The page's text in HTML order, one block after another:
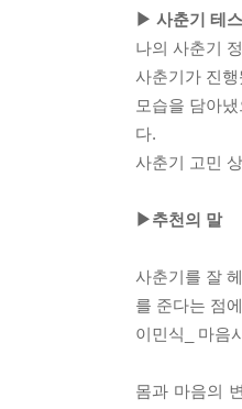
▶ 사춘기 테
나의 사춘기
사춘기가 진
모습을 담아
다.
사춘기 고민
▶추천의 말
사춘기를 잘
를 준다는 점
이민식_ 마음
몸과 마음의